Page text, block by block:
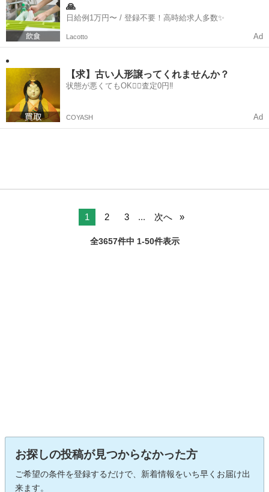
🙏
日給例1万円〜 / 登録不要！高時給求人多数✨
Lacotto Ad
【求】古い人形譲ってくれませんか？
状態が悪くてもOK🙆‍♀️査定0円‼️
COYASH Ad
1 2 3 ... 次へ
全3657件中 1-50件表示
お探しの投稿が見つからなかった方
ご希望の条件を登録するだけで、新着情報をいち早くお届け出
来ます。